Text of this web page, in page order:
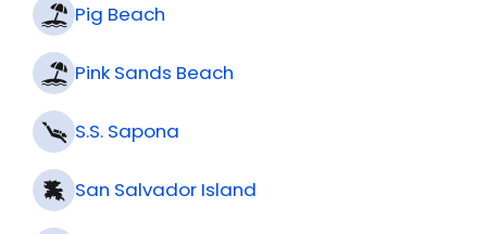
Pig Beach
Pink Sands Beach
S.S. Sapona
San Salvador Island